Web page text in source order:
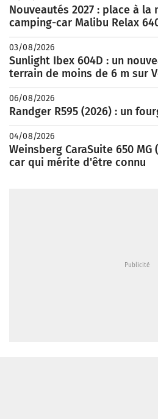
Nouveautés 2027 : place à
camping-car Malibu Relax
03/08/2026
Sunlight Ibex 604D : un
terrain de moins de 6 m sur
06/08/2026
Randger R595 (2026) : un
04/08/2026
Weinsberg CaraSuite 650
car qui mérite d'être connu